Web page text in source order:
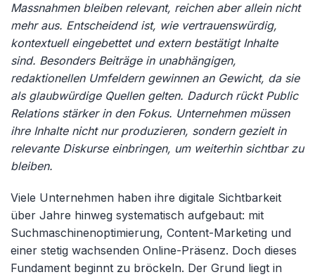
Massnahmen bleiben relevant, reichen aber allein nicht
mehr aus. Entscheidend ist, wie vertrauenswürdig,
kontextuell eingebettet und extern bestätigt Inhalte
sind. Besonders Beiträge in unabhängigen,
redaktionellen Umfeldern gewinnen an Gewicht, da sie
als glaubwürdige Quellen gelten. Dadurch rückt Public
Relations stärker in den Fokus. Unternehmen müssen
ihre Inhalte nicht nur produzieren, sondern gezielt in
relevante Diskurse einbringen, um weiterhin sichtbar zu
bleiben.
Viele Unternehmen haben ihre digitale Sichtbarkeit
über Jahre hinweg systematisch aufgebaut: mit
Suchmaschinenoptimierung, Content-Marketing und
einer stetig wachsenden Online-Präsenz. Doch dieses
Fundament beginnt zu bröckeln. Der Grund liegt in